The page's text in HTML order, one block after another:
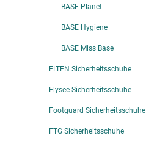
BASE Planet
BASE Hygiene
BASE Miss Base
ELTEN Sicherheitsschuhe
Elysee Sicherheitsschuhe
Footguard Sicherheitsschuhe
FTG Sicherheitsschuhe